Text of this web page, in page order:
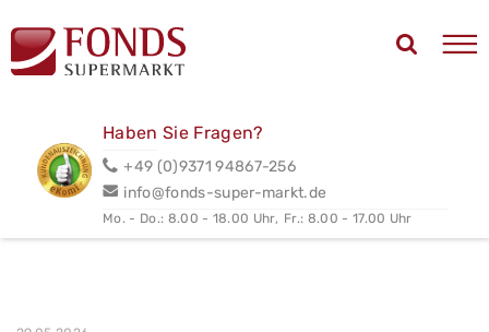
Haben Sie Fragen?
+49 (0)9371 94867-256
info@fonds-super-markt.de
Mo. - Do.: 8.00 - 18.00 Uhr, Fr.: 8.00 - 17.00 Uhr